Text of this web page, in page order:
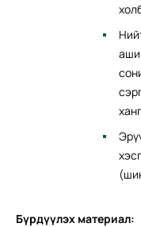
Бүрдүүлэх материал: